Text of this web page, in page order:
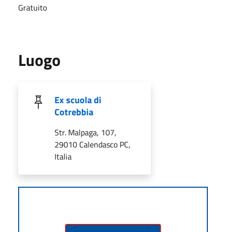
Gratuito
Luogo
Ex scuola di
Cotrebbia
Str. Malpaga, 107,
29010 Calendasco PC,
Italia